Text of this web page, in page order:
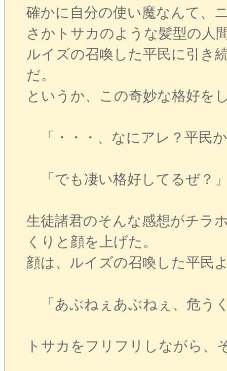
確かに自分の使い魔なんて、
さかトサカのような髪型の人
ルイズの召喚した平民に引き
だ。
というか、この奇妙な格好を
「・・・、なにアレ？平民
「でも凄い格好してるぜ？
生徒諸君のそんな感想がチラ
くりと顔を上げた。
顔は、ルイズの召喚した平民
「あぶねぇあぶねぇ、危う
トサカをフリフリしながら、